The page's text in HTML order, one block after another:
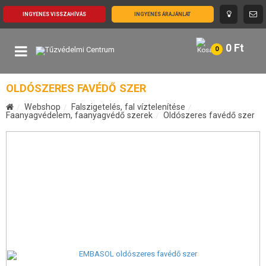
INGYENES VISSZAHÍVÁS INGYENES ÁRAJÁNLAT
0 0 Ft
OLDÓSZERES FAVÉDŐ SZER
Webshop
Falszigetelés, fal víztelenítése
Faanyagvédelem, faanyagvédő szerek
Oldószeres favédő szer